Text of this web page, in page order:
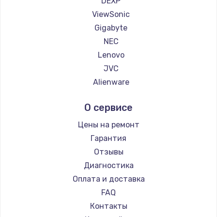
1260 руб.
Установка драйверов
725 руб.
Заказать
Заказать
Ремонт цепей питания
2500 руб.
Заказать
ViewSonic
Gigabyte
NEC
Lenovo
JVC
Alienware
Thunderobot
Hisense
АОС
Ardor
Machenike
iru
Titan Army
iFFALCON
О сервисе
Цены на ремонт
Гарантия
Отзывы
Диагностика
Оплата и доставка
FAQ
Контакты